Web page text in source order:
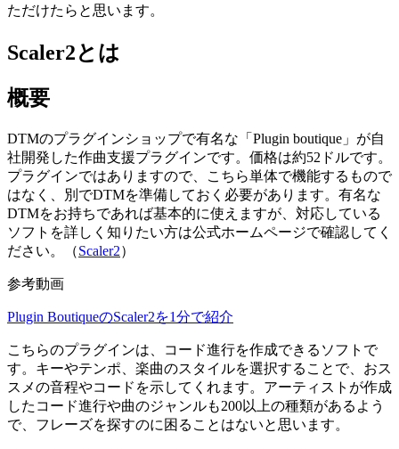
ただけたらと思います。
Scaler2とは
概要
DTMのプラグインショップで有名な「Plugin boutique」が自
社開発した作曲支援プラグインです。価格は約52ドルです。
プラグインではありますので、こちら単体で機能するもので
はなく、別でDTMを準備しておく必要があります。有名な
DTMをお持ちであれば基本的に使えますが、対応している
ソフトを詳しく知りたい方は公式ホームページで確認してく
ださい。（Scaler2）
参考動画
Plugin BoutiqueのScaler2を1分で紹介
こちらのプラグインは、コード進行を作成できるソフトで
す。キーやテンポ、楽曲のスタイルを選択することで、おス
スメの音程やコードを示してくれます。アーティストが作成
したコード進行や曲のジャンルも200以上の種類があるよう
で、フレーズを探すのに困ることはないと思います。